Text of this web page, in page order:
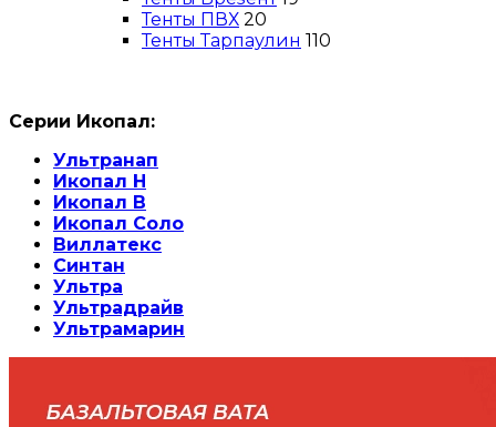
Тенты ПВХ 20
Тенты Тарпаулин 110
Серии Икопал:
Ультранап
Икопал Н
Икопал В
Икопал Соло
Виллатекс
Синтан
Ультра
Ультрадрайв
Ультрамарин